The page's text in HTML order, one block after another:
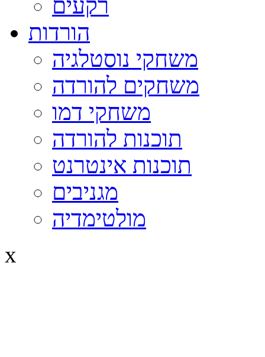
רקעים
הורדות
משחקי נוסטלגיה
משחקים להורדה
משחקי דמו
תוכנות להורדה
תוכנות אינטרנט
מגניבים
מולטימדיה
x